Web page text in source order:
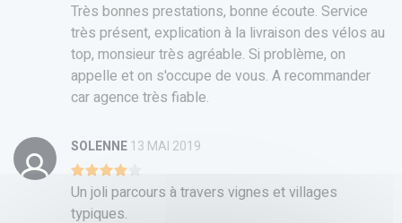
Très bonnes prestations, bonne écoute. Service
très présent, explication à la livraison des vélos au
top, monsieur très agréable. Si problème, on
appelle et on s'occupe de vous. A recommander
car agence très fiable.
SOLENNE13 MAI 2019
Un joli parcours à travers vignes et villages
typiques.